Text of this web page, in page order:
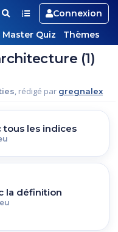
Connexion
Master Quiz Thèmes
(1)
, rédigé par gregnalex
tous les indices
la définition